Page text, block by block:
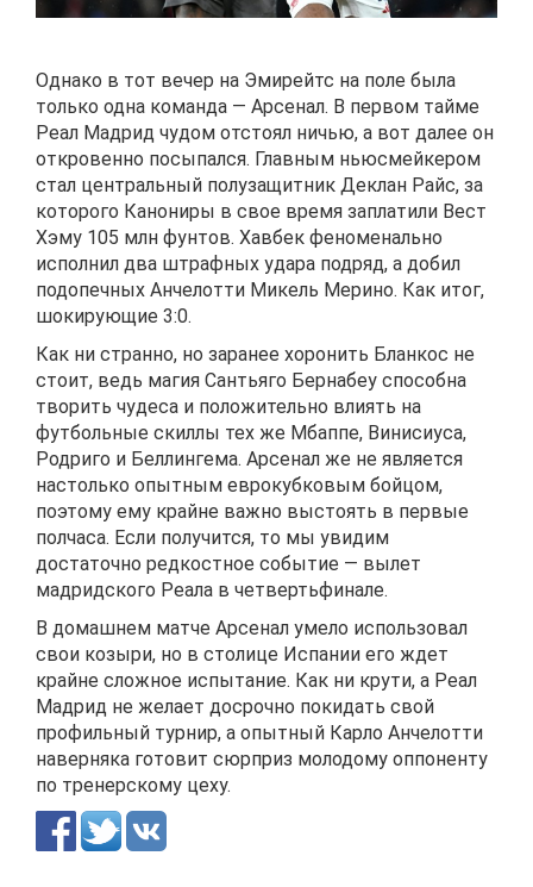
Однако в тот вечер на Эмирейтс на поле была
только одна команда — Арсенал. В первом тайме
Реал Мадрид чудом отстоял ничью, а вот далее он
откровенно посыпался. Главным ньюсмейкером
стал центральный полузащитник Деклан Райс, за
которого Канониры в свое время заплатили Вест
Хэму 105 млн фунтов. Хавбек феноменально
исполнил два штрафных удара подряд, а добил
подопечных Анчелотти Микель Мерино. Как итог,
шокирующие 3:0.
Как ни странно, но заранее хоронить Бланкос не
стоит, ведь магия Сантьяго Бернабеу способна
творить чудеса и положительно влиять на
футбольные скиллы тех же Мбаппе, Винисиуса,
Родриго и Беллингема. Арсенал же не является
настолько опытным еврокубковым бойцом,
поэтому ему крайне важно выстоять в первые
полчаса. Если получится, то мы увидим
достаточно редкостное событие — вылет
мадридского Реала в четвертьфинале.
В домашнем матче Арсенал умело использовал
свои козыри, но в столице Испании его ждет
крайне сложное испытание. Как ни крути, а Реал
Мадрид не желает досрочно покидать свой
профильный турнир, а опытный Карло Анчелотти
наверняка готовит сюрприз молодому оппоненту
по тренерскому цеху.